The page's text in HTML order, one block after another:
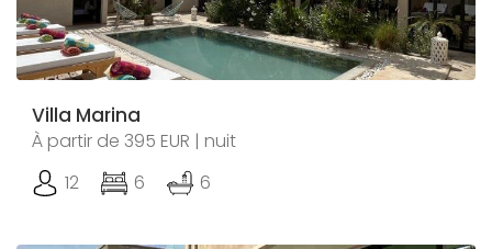
Villa Marina
À partir de 395 EUR | nuit
12
6 6